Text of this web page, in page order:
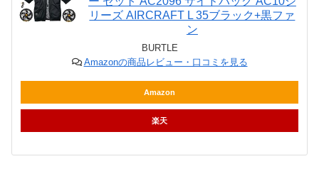
リーズ AIRCRAFT L 35ブラック+黒ファ
ン
BURTLE
Amazonの商品レビュー・口コミを見る
Amazon
楽天